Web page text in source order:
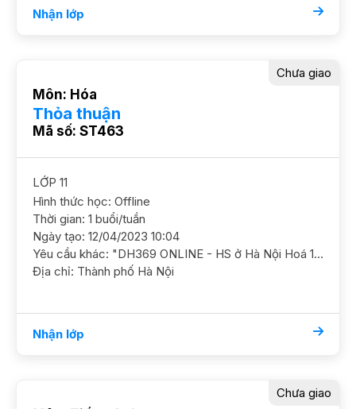
Nhận lớp
Môn: Hóa
Thỏa thuận
Mã số: ST463
Chưa giao
LỚP 11
Hình thức học: Offline
Thời gian: 1 buổi/tuần
Ngày tạo: 12/04/2023 10:04
Yêu cầu khác: "DH369 ONLINE - HS ở Hà Nội Hoá 11/ HS nam/ HL TB Cần nắm chắc kiến thức cơ bản GS nam. HS trống sáng Thứ 4 * Văn Quán, Hà Đông"
Địa chỉ: Thành phố Hà Nội
Nhận lớp
Chưa giao